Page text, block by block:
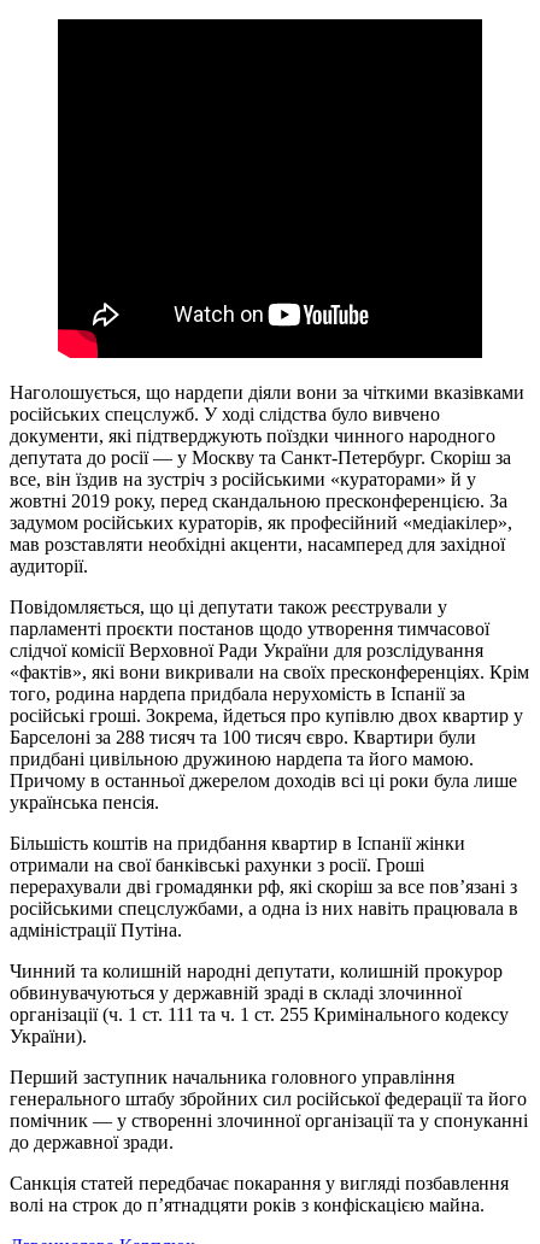
Наголошується, що нардепи діяли вони за чіткими вказівками
російських спецслужб. У ході слідства було вивчено
документи, які підтверджують поїздки чинного народного
депутата до росії — у Москву та Санкт-Петербург. Скоріш за
все, він їздив на зустріч з російськими «кураторами» й у
жовтні 2019 року, перед скандальною пресконференцією. За
задумом російських кураторів, як професійний «медіакілер»,
мав розставляти необхідні акценти, насамперед для західної
аудиторії.
Повідомляється, що ці депутати також реєстрували у
парламенті проєкти постанов щодо утворення тимчасової
слідчої комісії Верховної Ради України для розслідування
«фактів», які вони викривали на своїх пресконференціях. Крім
того, родина нардепа придбала нерухомість в Іспанії за
російські гроші. Зокрема, йдеться про купівлю двох квартир у
Барселоні за 288 тисяч та 100 тисяч євро. Квартири були
придбані цивільною дружиною нардепа та його мамою.
Причому в останньої джерелом доходів всі ці роки була лише
українська пенсія.
Більшість коштів на придбання квартир в Іспанії жінки
отримали на свої банківські рахунки з росії. Гроші
перерахували дві громадянки рф, які скоріш за все пов’язані з
російськими спецслужбами, а одна із них навіть працювала в
адміністрації Путіна.
Чинний та колишній народні депутати, колишній прокурор
обвинувачуються у державній зраді в складі злочинної
організації (ч. 1 ст. 111 та ч. 1 ст. 255 Кримінального кодексу
України).
Перший заступник начальника головного управління
генерального штабу збройних сил російської федерації та його
помічник — у створенні злочинної організації та у спонуканні
до державної зради.
Санкція статей передбачає покарання у вигляді позбавлення
волі на строк до п’ятнадцяти років з конфіскацією майна.